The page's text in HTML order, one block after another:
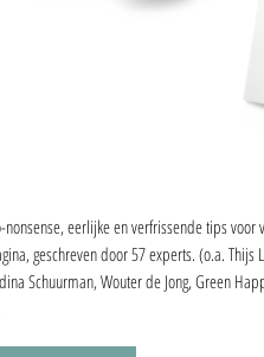
nonsense, eerlijke en verfrissende tips voor
geschreven door 57 experts. (o.a.
Schuurman, Wouter de Jong, Green